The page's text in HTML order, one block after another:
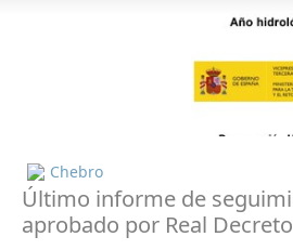
Chebro
Último informe de
aprobado por Real